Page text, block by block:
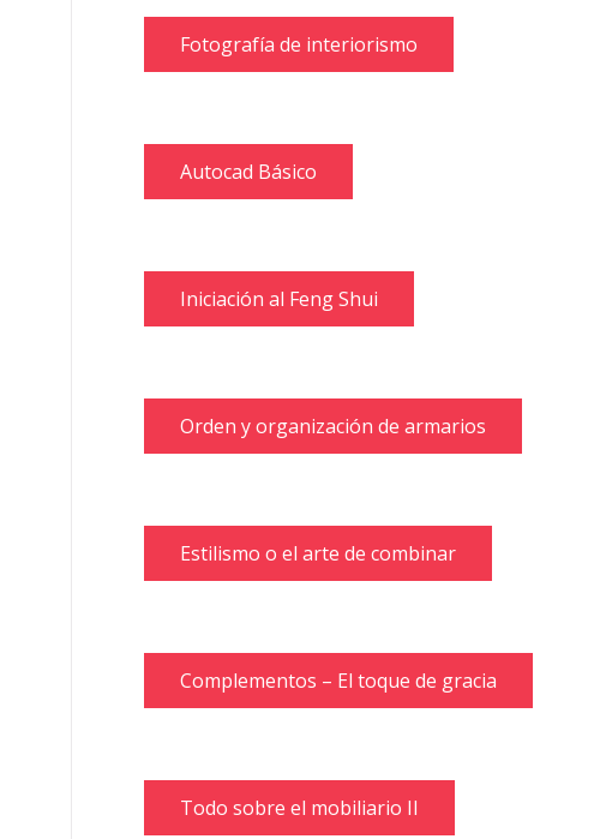
Fotografía de interiorismo
Autocad Básico
Iniciación al Feng Shui
Orden y organización de armarios
Estilismo o el arte de combinar
Complementos – El toque de gracia
Todo sobre el mobiliario II